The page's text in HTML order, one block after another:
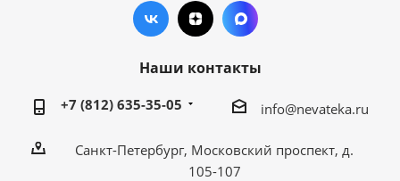
Наши контакты
+7 (812) 635-35-05 info@nevateka.ru
Санкт-Петербург, Московский проспект, д.
105-107